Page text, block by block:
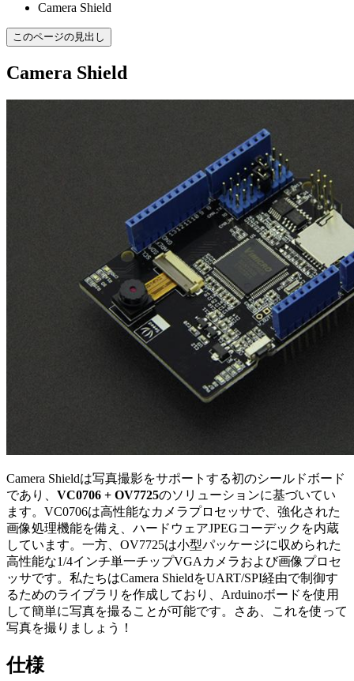
Camera Shield
このページの見出し
Camera Shield
Camera Shieldは写真撮影をサポートする初のシールドボード
であり、 VC0706 + OV7725のソリューションに基づいてい
ます。VC0706は高性能なカメラプロセッサで、強化された
画像処理機能を備え、ハードウェアJPEGコーデックを内蔵
しています。一方、OV7725は小型パッケージに収められた
高性能な1/4インチ単一チップVGAカメラおよび画像プロセ
ッサです。私たちはCamera ShieldをUART/SPI経由で制御す
るためのライブラリを作成しており、Arduinoボードを使用
して簡単に写真を撮ることが可能です。さあ、これを使って
写真を撮りましょう！
仕様